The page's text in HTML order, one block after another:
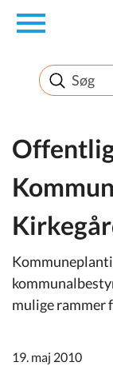
en
Borger
Erhverv
Politik
Turisme
Kommuneplan
mulige rammer
19. maj 2010